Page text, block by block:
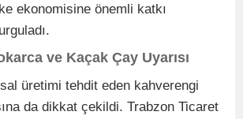
ekonomisine önemli katkı
ve Kaçak Çay Uyarısı
üretimi tehdit eden kahverengi
da dikkat çekildi. Trabzon Ticaret